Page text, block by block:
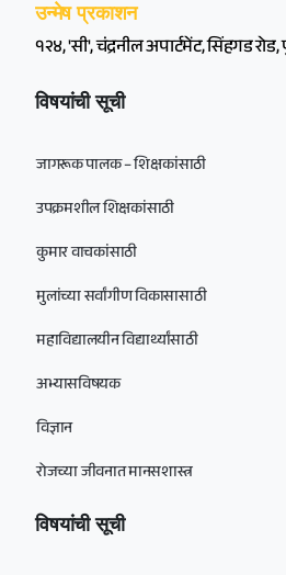
उन्मेष प्रकाशन
१२४, 'सी', चंद्रनील अपार्टमेंट, सिंहगड
विषयांची सूची
जागरूक पालक – शिक्षकांसाठी
उपक्रमशील शिक्षकांसाठी
कुमार वाचकांसाठी
मुलांच्या सर्वांगीण विकासासाठी
महाविद्यालयीन विद्यार्थ्यांसाठी
अभ्यासविषयक
विज्ञान
रोजच्या जीवनात मानसशास्त्र
विषयांची सूची